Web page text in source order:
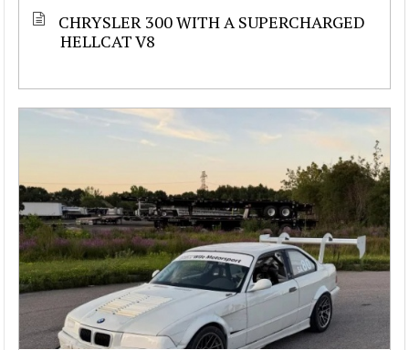
CHRYSLER 300 WITH A SUPERCHARGED
HELLCAT V8